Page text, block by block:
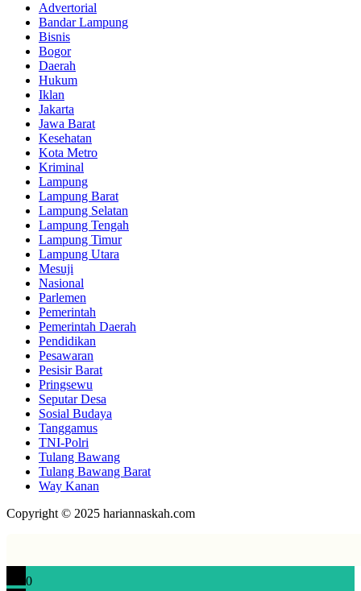
Advertorial
Bandar Lampung
Bisnis
Bogor
Daerah
Hukum
Iklan
Jakarta
Jawa Barat
Kesehatan
Kota Metro
Kriminal
Lampung
Lampung Barat
Lampung Selatan
Lampung Tengah
Lampung Timur
Lampung Utara
Mesuji
Nasional
Parlemen
Pemerintah
Pemerintah Daerah
Pendidikan
Pesawaran
Pesisir Barat
Pringsewu
Seputar Desa
Sosial Budaya
Tanggamus
TNI-Polri
Tulang Bawang
Tulang Bawang Barat
Way Kanan
Copyright © 2025 hariannaskah.com
0